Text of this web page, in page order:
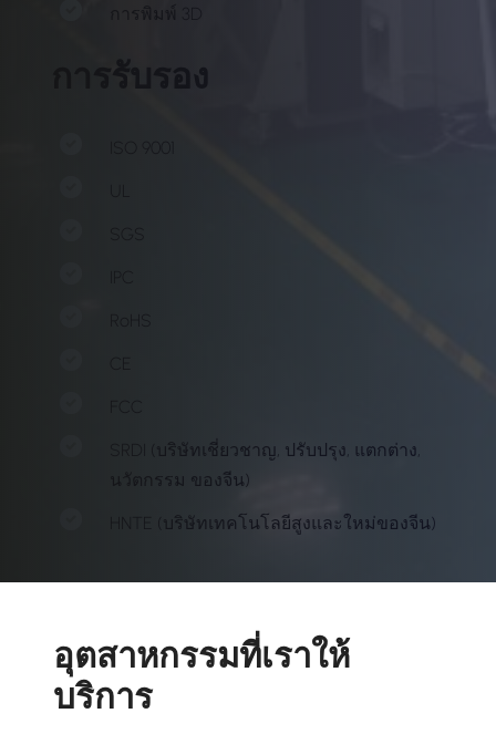
การพิมพ์ 3D
การรับรอง
SRDI (บริษัทเชี่ยวชาญ, ปรับปรุง, แตกต่าง,
นวัตกรรม ของจีน)
HNTE (บริษัทเทคโนโลยีสูงและใหม่ของจีน)
อุตสาหกรรมที่เราให้
บริการ